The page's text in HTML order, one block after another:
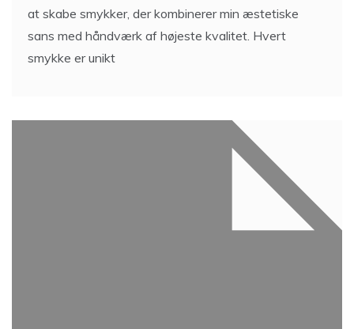
at skabe smykker, der kombinerer min æstetiske
sans med håndværk af højeste kvalitet. Hvert
smykke er unikt